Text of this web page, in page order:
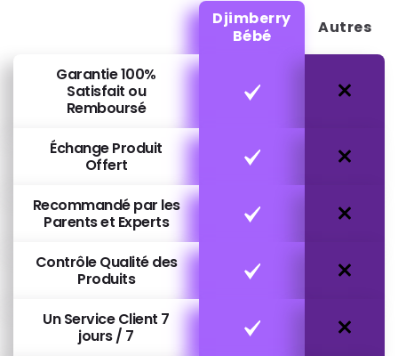
Djimberry
Bébé
Autres
Garantie 100%
Satisfait ou
Remboursé
Échange Produit
Offert
Recommandé par les
Parents et Experts
Contrôle Qualité des
Produits
Un Service Client 7
jours / 7